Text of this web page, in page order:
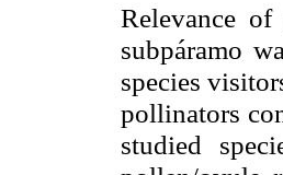
Relevance
subpáramo
species
pollinators
studied